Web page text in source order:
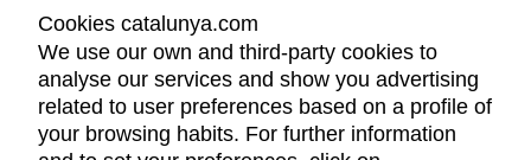
LEGAL NOTICE
PRIVACY POLICY
COOKIES POLICY
Cookies catalunya.com
We use our own and third-party cookies to
analyse our services and show you advertising
related to user preferences based on a profile of
your browsing habits. For further information